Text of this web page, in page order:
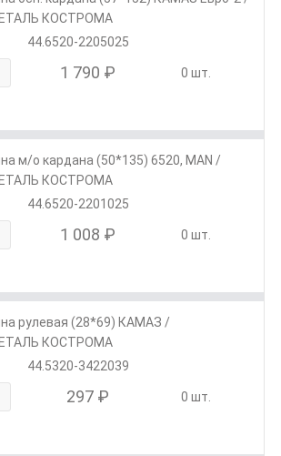
КОСТРОМА
44.6520-2205025
1 790 ₽ 0 шт.
м/о кардана (50*135) 6520, MAN /
КОСТРОМА
44.6520-2201025
1 008 ₽ 0 шт.
рулевая (28*69) КАМАЗ /
КОСТРОМА
44.5320-3422039
297 ₽ 0 шт.